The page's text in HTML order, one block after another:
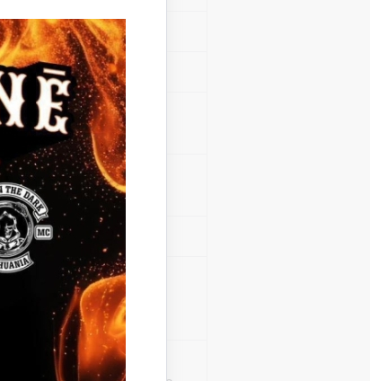
Sesija
Sesija
Sesija
Sesija
Sesija
iegūšanai
2 gadi